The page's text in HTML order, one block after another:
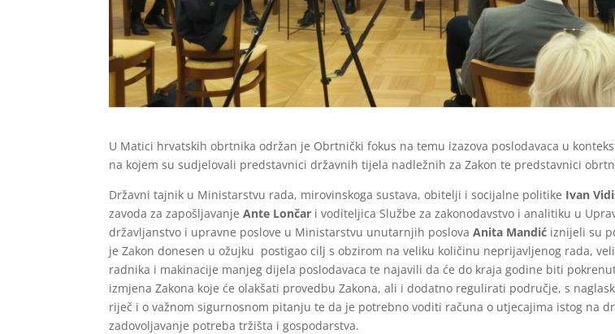
U Matici hrvatskih obrtnika održan je Obrtnički fokus na temu izazova poslodavaca u
na kojem su sudjelovali predstavnici državnih tijela nadležnih za Zakon te predstavnici
Državni tajnik u Ministarstvu rada, mirovinskoga sustava, obitelji i socijalne politike Ivan
zavoda za zapošljavanjeAnte Lončar i voditeljica Službe za zakonodavstvo i analitiku u
državljanstvo i upravne poslove u Ministarstvu unutarnjih poslovaAnita Mandić iznijeli su
je Zakon donesen u ožujku postigao cilj s obzirom na veliku količinu neprijavljenog rada,
radnika i makinacije manjeg dijela poslodavaca te najavili da će do kraja godine biti
izmjena Zakona koje će olakšati provedbu Zakona, ali i dodatno regulirati područje, s
riječ i o važnom sigurnosnom pitanju te da je potrebno voditi računa o utjecajima istog na
zadovoljavanje potreba tržišta i gospodarstva.